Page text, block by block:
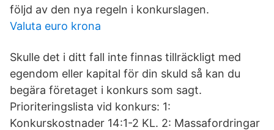
följd av den nya regeln i konkurslagen.
Valuta euro krona
Skulle det i ditt fall inte finnas tillräckligt med
egendom eller kapital för din skuld så kan du
begära företaget i konkurs som sagt.
Prioriteringslista vid konkurs: 1:
Konkurskostnader 14:1-2 KL. 2: Massafordringar